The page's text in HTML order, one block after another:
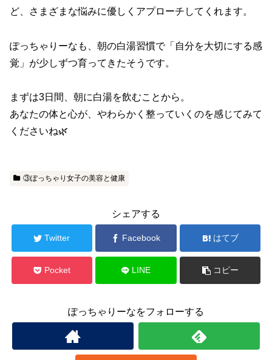
ど、さまざまな悩みに優しくアプローチしてくれます。
ぽっちゃりーなも、朝の白湯習慣で「自分を大切にする感
覚」が少しずつ育ってきたそうです。
まずは3日間、朝に白湯を飲むことから。
あなたの体と心が、やわらかく整っていくのを感じてみて
くださいね🌿
③ぽっちゃり女子の美容と健康
シェアする
Twitter Facebook はてブ
Pocket LINE コピー
ぽっちゃりーなをフォローする